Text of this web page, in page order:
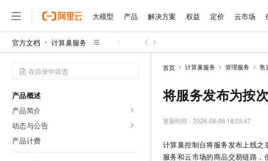
大模型 产品 解决方案 权益 定价 云市场
官方文档 计算巢服务
产品概述
产品简介
动态与公告
产品计费
首页 计算巢服务 管理服务 售
将服务发布为按
更新时间： 2026-06-06 18:03:47
计算巢控制台将服务发布上线
服务和云市场的商品交易链路
大模型
千问AI平台
Qwen3.8-Max HOT
产品
精选产品
精选产品
大模型服务与应用平台
多元化、高性能、安全可靠的大模型服务
无影云电脑
随时随地安全接入的云上超级电脑
解决方案
精选解决方案
精选解决方案
企业级Agent产品，直接交付可用成果
HappyHorse 打造一站式影视创作平台
可视化编排打通从文字构思到成片全链路闭环
权益 普惠上云
云服务器38元/年起，超值低价云产品抢先购
推荐新用户得奖励，单订单最高返9万
云工开物
高校专属算力普惠，学生认证享300元代金
定价 产品定价
了解云产品的定价详情
云上成本管理
管理和优化成本
云市场 精选商城
多端小程序
观测云
伙伴 成为销售伙伴
咨询伙伴
销售伙伴合作计划
无影生态合作计划
服务 售前咨询
售后服务
自助服务
在线服务
了解阿里云 为什么选择阿里云
技术领先
分析师报告